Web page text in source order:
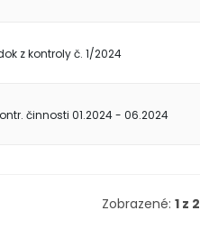
z kontroly č. 1/2024
činnosti 01.2024 - 06.2024
Zobrazené: 1 z 2